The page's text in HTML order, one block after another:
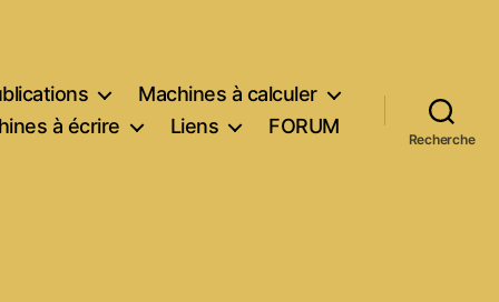
Machines à calculer
à écrire
Liens FORUM
Recherche